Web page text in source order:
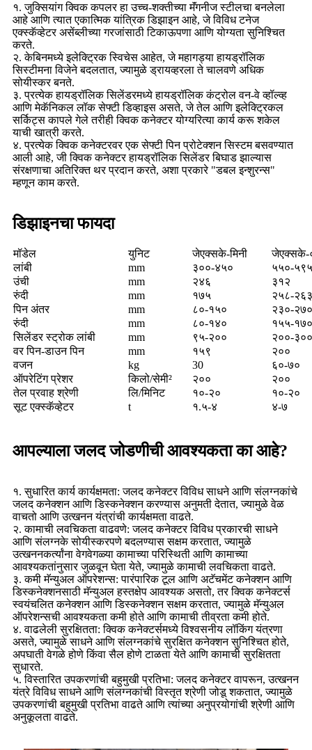
१. जुक्सियांग क्विक कपलर हा उच्च-शक्तीच्या मॅंगनीज स्टीलचा बनलेला
आहे आणि त्यात एकात्मिक यांत्रिक डिझाइन आहे, जे विविध टनेज
एक्स्कॅव्हेटर असेंब्लीच्या गरजांसाठी टिकाऊपणा आणि योग्यता सुनिश्चित
करते.
२. केबिनमध्ये इलेक्ट्रिक स्विचेस आहेत, जे महागड्या हायड्रॉलिक
सिस्टीमना विजेने बदलतात, ज्यामुळे ड्रायव्हरला ते चालवणे अधिक
सोयीस्कर बनते.
३. प्रत्येक हायड्रॉलिक सिलेंडरमध्ये हायड्रॉलिक कंट्रोल वन-वे व्हॉल्व्ह
आणि मेकॅनिकल लॉक सेफ्टी डिव्हाइस असते, जे तेल आणि इलेक्ट्रिकल
सर्किट्स कापले गेले तरीही क्विक कनेक्टर योग्यरित्या कार्य करू शकेल
याची खात्री करते.
४. प्रत्येक क्विक कनेक्टरवर एक सेफ्टी पिन प्रोटेक्शन सिस्टम बसवण्यात
आली आहे, जी क्विक कनेक्टर हायड्रॉलिक सिलेंडर बिघाड झाल्यास
संरक्षणाचा अतिरिक्त थर प्रदान करते, अशा प्रकारे "डबल इन्शुरन्स"
म्हणून काम करते.
डिझाइनचा फायदा
मॉडेल युनिट जेएक्सके-मिनी
जेएक्सके-
लांबी
mm ३००-४५०
५५०-५९५
उंची
mm २४६
३१२
रुंदी
mm १७५
२५८-२६३
पिन अंतर
mm ८०-१५०
२३०-२७०
रुंदी
mm ८०-१४०
१५५-१७०
सिलेंडर स्ट्रोक लांबी
mm ९५-२००
२००-३००
वर पिन-डाउन पिन
mm १५९
२००
वजन
kg 30
६०-७०
ऑपरेटिंग प्रेशर
किलो/सेमी² २००
२००
तेल प्रवाह श्रेणी
लि/मिनिट १०-२०
१०-२०
सूट एक्स्कॅव्हेटर
t १.५-४ ४-७
आपल्याला जलद जोडणीची आवश्यकता का आहे?
१. सुधारित कार्य कार्यक्षमता: जलद कनेक्टर विविध साधने आणि संलग्नकांचे
जलद कनेक्शन आणि डिस्कनेक्शन करण्यास अनुमती देतात, ज्यामुळे वेळ
वाचतो आणि उत्खनन यंत्रांची कार्यक्षमता वाढते.
२. कामाची लवचिकता वाढवणे: जलद कनेक्टर विविध प्रकारची साधने
आणि संलग्नके सोयीस्करपणे बदलण्यास सक्षम करतात, ज्यामुळे
उत्खननकर्त्यांना वेगवेगळ्या कामाच्या परिस्थिती आणि कामाच्या
आवश्यकतांनुसार जुळवून घेता येते, ज्यामुळे कामाची लवचिकता वाढते.
३. कमी मॅन्युअल ऑपरेशन्स: पारंपारिक टूल आणि अटॅचमेंट कनेक्शन आणि
डिस्कनेक्शनसाठी मॅन्युअल हस्तक्षेप आवश्यक असतो, तर क्विक कनेक्टर्स
स्वयंचलित कनेक्शन आणि डिस्कनेक्शन सक्षम करतात, ज्यामुळे मॅन्युअल
ऑपरेशन्सची आवश्यकता कमी होते आणि कामाची तीव्रता कमी होते.
४. वाढलेली सुरक्षितता: क्विक कनेक्टर्समध्ये विश्वसनीय लॉकिंग यंत्रणा
असते, ज्यामुळे साधने आणि संलग्नकांचे सुरक्षित कनेक्शन सुनिश्चित होते,
अपघाती वेगळे होणे किंवा सैल होणे टाळता येते आणि कामाची सुरक्षितता
सुधारते.
५. विस्तारित उपकरणांची बहुमुखी प्रतिभा: जलद कनेक्टर वापरून, उत्खनन
यंत्रे विविध साधने आणि संलग्नकांची विस्तृत श्रेणी जोडू शकतात, ज्यामुळे
उपकरणांची बहुमुखी प्रतिभा वाढते आणि त्यांच्या अनुप्रयोगांची श्रेणी आणि
अनुकूलता वाढते.